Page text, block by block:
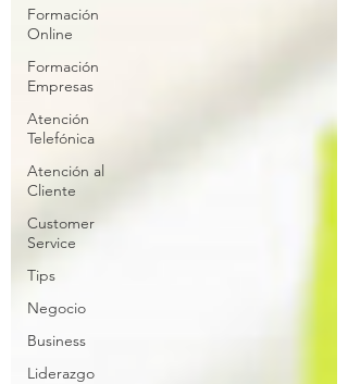
Formación
Online
Formación
Empresas
Atención
Telefónica
Atención al
Cliente
Customer
Service
Tips
Negocio
Business
Liderazgo